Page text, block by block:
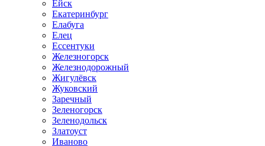
Ейск
Екатеринбург
Елабуга
Елец
Ессентуки
Железногорск
Железнодорожный
Жигулёвск
Жуковский
Заречный
Зеленогорск
Зеленодольск
Златоуст
Иваново